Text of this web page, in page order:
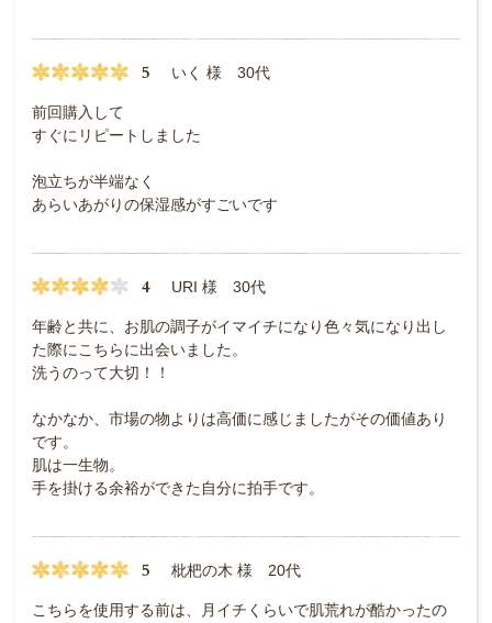
5 いく 様 30代
前回購入して
すぐにリピートしました
泡立ちが半端なく
あらいあがりの保湿感がすごいです
4 URI 様 30代
年齢と共に、お肌の調子がイマイチになり色々気になり出し
た際にこちらに出会いました。
洗うのって大切！！
なかなか、市場の物よりは高価に感じましたがその価値あり
です。
肌は一生物。
手を掛ける余裕ができた自分に拍手です。
5 枇杷の木 様 20代
こちらを使用する前は、月イチくらいで肌荒れが酷かったの